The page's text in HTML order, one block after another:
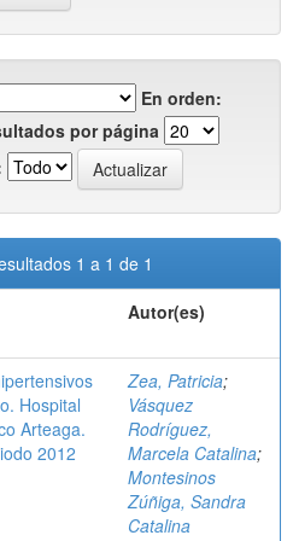
En orden:
por página
1 a 1 de 1
Autor(es)
Hospital
Arteaga.
2012
Zea, Patricia;
Vásquez
Rodríguez,
Marcela Catalina;
Montesinos
Zúñiga, Sandra
Catalina